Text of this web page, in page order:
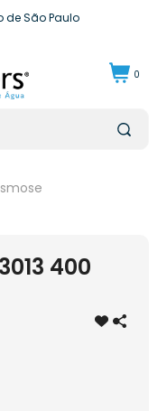
de São Paulo
compra
0
400